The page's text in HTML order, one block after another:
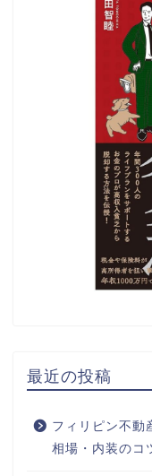
最近の投稿
フィリピン不動
相場・内装のコ